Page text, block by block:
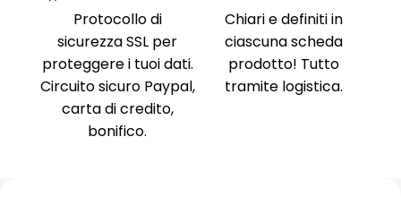
Protocollo di
sicurezza SSL per
proteggere i tuoi dati.
Circuito sicuro Paypal,
carta di credito,
bonifico.
Chiari e definiti in
ciascuna scheda
prodotto! Tutto
tramite logistica.